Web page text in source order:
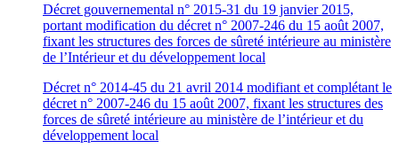
Décret gouvernemental n° 2015-31 du 19 janvier 2015,
portant modification du décret n° 2007-246 du 15 août 2007,
fixant les structures des forces de sûreté intérieure au ministère
de l’Intérieur et du développement local
Décret n° 2014-45 du 21 avril 2014 modifiant et complétant le
décret n° 2007-246 du 15 août 2007, fixant les structures des
forces de sûreté intérieure au ministère de l’intérieur et du
développement local